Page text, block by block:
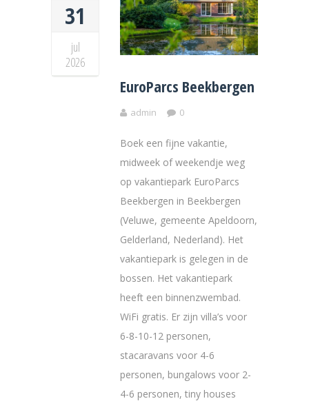
31
jul
2026
EuroParcs Beekbergen
admin 0
Boek een fijne vakantie,
midweek of weekendje weg
op vakantiepark EuroParcs
Beekbergen in Beekbergen
(Veluwe, gemeente Apeldoorn,
Gelderland, Nederland). Het
vakantiepark is gelegen in de
bossen. Het vakantiepark
heeft een binnenzwembad.
WiFi gratis. Er zijn villa’s voor
6-8-10-12 personen,
stacaravans voor 4-6
personen, bungalows voor 2-
4-6 personen, tiny houses